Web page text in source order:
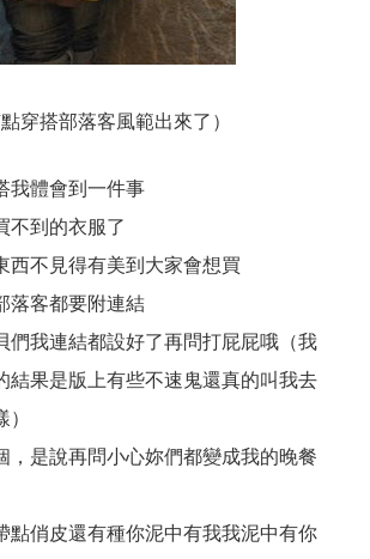
穿搭部落客風範出來了）
我體會到一件事
不到的衣服了
西不見得有美到大家會想買
落客都要附連結
們我連結都設好了再問打屁屁哦（我
結果是版上有些不速鬼還真的叫我去
，是說再問小心妳們都變成我的晚餐
點俏皮還有種你泥中有我我泥中有你